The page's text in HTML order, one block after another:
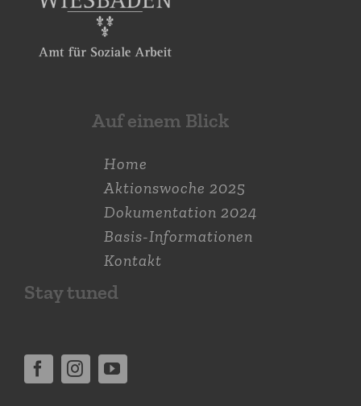
Auf einem Blick
Home
Aktions­woche 2025
Dokumen­tation 2024
Basis-Informationen
Kontakt
Stay tuned